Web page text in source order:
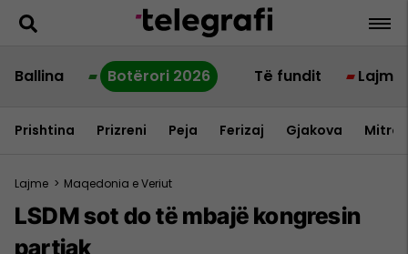
Ballina Botërori 2026 Të fundit Lajme
Prishtina Prizreni Peja Ferizaj Gjakova
Lajme > Maqedonia e Veriut
LSDM sot do të mbajë kongresin
partiak